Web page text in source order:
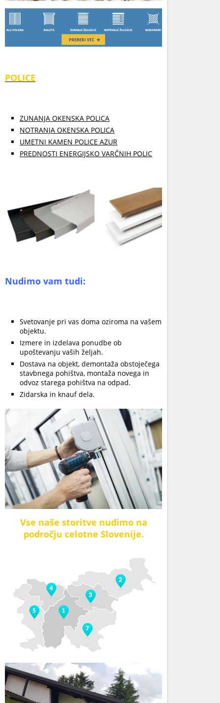
POLICE
ZUNANJA OKENSKA POLICA
NOTRANJA OKENSKA POLICA
UMETNI KAMEN POLICE AZUR
PREDNOSTI ENERGIJSKO VARČNIH POLIC
Nudimo vam tudi:
Svetovanje pri vas doma oziroma na vašem
objektu.
Izmere in izdelava ponudbe ob
upoštevanju vaših željah.
Dostava na objekt, demontaža obstoječega
stavbnega pohištva, montaža novega in
odvoz starega pohištva na odpad.
Zidarska in knauf dela.
Vse naše storitve nudimo na
področju celotne Slovenije.